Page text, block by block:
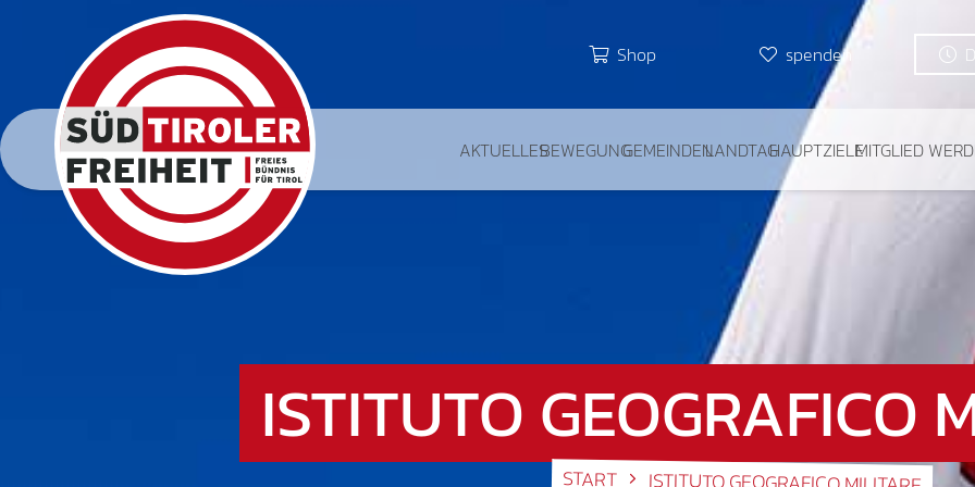
Shop spenden
AKTUELLESBEWEGUNGGEMEINDENLANDTAGHAUPTZIELEMITGLIED
ISTITUTO GEOGRAFICO
START